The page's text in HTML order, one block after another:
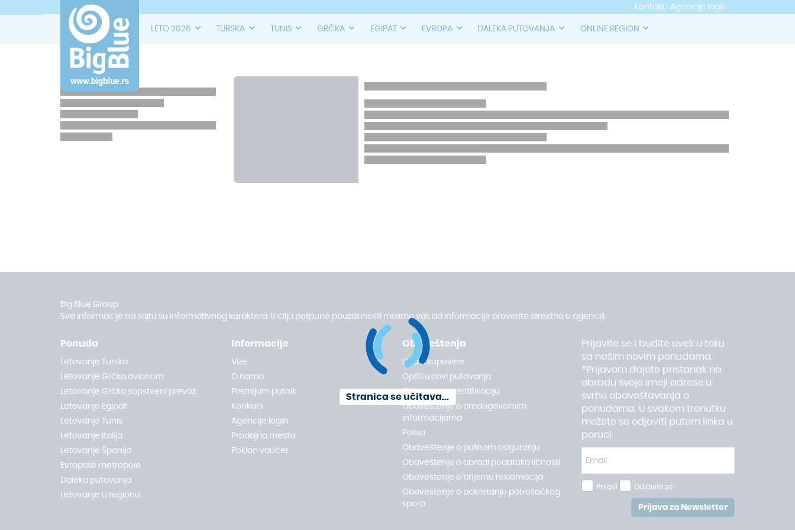
Kontakt Agencije login
LETO 2026 TURSKA TUNIS GRČKA EGIPAT EVROPA DALEKA PUTOVANJA ONLINE REGION
Big Blue Group
Sve informacije na sajtu su informativnog karaktera. U cilju potpune pouzdanosti molimo vas da informacije proverite direktno u agenciji.
Ponuda
Letovanje Turska
Letovanje Grčka avionom
Letovanje Grčka sopstveni prevoz
Letovanje Egipat
Letovanje Tunis
Letovanje Italija
Letovanje Španija
Evropske metropole
Daleka putovanja
Letovanje u regionu
Informacije
Vize
O nama
Premijum putnik
Konkurs
Agencije login
Prodajna mesta
Poklon vaučer
Obaveštenja
Uslovi kupovine
Opšti uslovi putovanja
Obrazac za identifikaciju
Obaveštenje o predugovornim
informacijama
Polisa
Obaveštenje o putnom osiguranju
Obaveštenje o obradi podataka ličnosti
Obaveštenje o prijemu reklamacija
Obaveštenje o pokretanju potrošačkog
spora
Prijavite se i budite uvek u toku
sa našim novim ponudama.
*Prijavom dajete pristanak na
obradu svoje imejl adrese u
svrhu obaveštavanja o
ponudama. U svakom trenutku
možete se odjaviti putem linka u
poruci.
Prijavi Odjavite se
Prijava za Newsletter
Stranica se učitava...